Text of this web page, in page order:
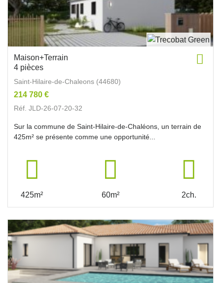
Maison+Terrain
4 pièces
Saint-Hilaire-de-Chaleons (44680)
214 780 €
Réf. JLD-26-07-20-32
Sur la commune de Saint-Hilaire-de-Chaléons, un terrain de
425m² se présente comme une opportunité...
425m² 60m² 2ch.